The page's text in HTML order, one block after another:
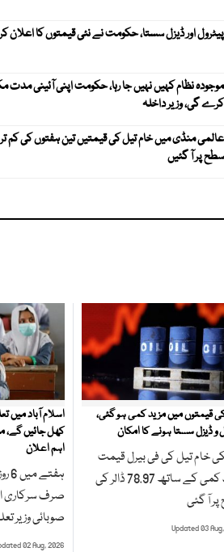
پیٹرول اور ڈیزل سستا، حکومت نے نئی قیمتوں کا اعلان کر
موجودہ نظام کہیں نہیں جا رہا، حکومت اپنی آئینی مدت
کرے گی، وزیر داخلہ
عالمی منڈی میں خام تیل کی قیمتیں تین ہفتوں کی کم
سطح پر آ گئیں
قیمتوں میں مزید کمی ہو گئی،
و ڈیزل سستا ہونے کا امکان
خام تیل کی فی بیرل قیمت
مزید کمی کے ساتھ 78.97 ڈالر کی
آ گئی
Updated 03
اسلام آباد
کھل جائیں گے،
اہم اعلان
صرف سرکاری
صوبائی وزیر
02 Aug, 2026